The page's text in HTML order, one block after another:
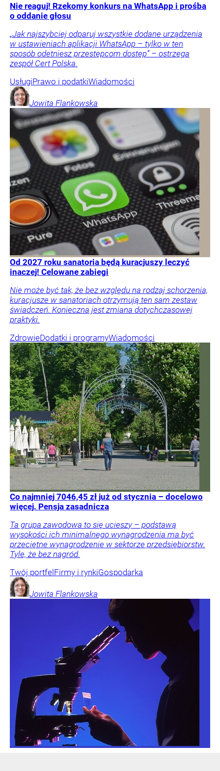
Nie reaguj! Rzekomy konkurs na WhatsApp i prośba
o oddanie głosu
„Jak najszybciej odparuj wszystkie dodane urządzenia
w ustawieniach aplikacji WhatsApp – tylko w ten
sposób odetniesz przestępcom dostęp” – ostrzega
zespół Cert Polska.
UsługiPrawo i podatkiWiadomości
Jowita Flankowska
Od 2027 roku sanatoria będą kuracjuszy leczyć
inaczej! Celowane zabiegi
Nie może być tak, że bez względu na rodzaj schorzenia,
kuracjusze w sanatoriach otrzymują ten sam zestaw
świadczeń. Konieczna jest zmiana dotychczasowej
praktyki.
ZdrowieDodatki i programyWiadomości
Co najmniej 7046,45 zł już od stycznia – docelowo
więcej. Pensja zasadnicza
Ta grupa zawodowa to się ucieszy – podstawą
wysokości ich minimalnego wynagrodzenia ma być
przeciętne wynagrodzenie w sektorze przedsiębiorstw.
Tyle, że bez nagród.
Twój portfelFirmy i rynkiGospodarka
Jowita Flankowska